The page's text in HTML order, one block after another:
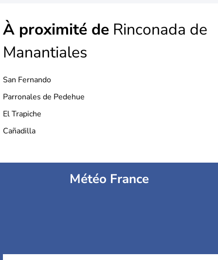
À proximité de Rinconada de
Manantiales
San Fernando
Parronales de Pedehue
El Trapiche
Cañadilla
Météo France